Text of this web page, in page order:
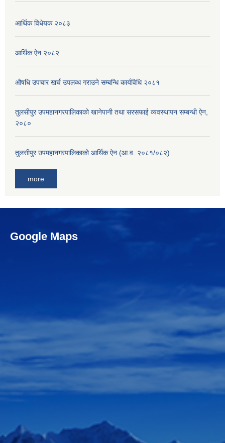
आर्थिक विधेयक २०८३
आर्थिक ऐन २०८२
औषधि उपचार खर्च उपलव्ध गराउने सम्बन्धि कार्यविधि २०८१
तुलसीपुर उपमहानगरपालिकाको खानेपानी तथा सरसफाई व्यवस्थापन सम्बन्धी ऐन,
२०८०
तुलसीपुर उपमहानगरपालिकाको आर्थिक ऐन (आ.व. २०८१/०८२)
more
Google Maps